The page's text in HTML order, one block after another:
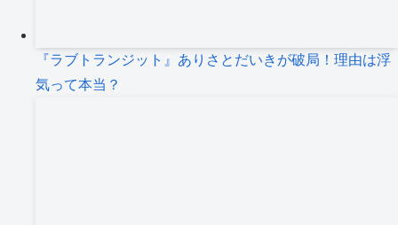
『ラブトランジット』ありさとだいきが破局！理由は浮
気って本当？